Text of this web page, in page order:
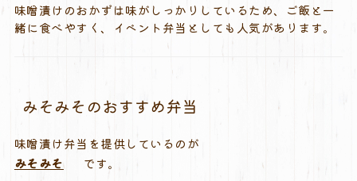
味噌漬けのおかずは味がしっかりしているため、ご飯と一
緒に食べやすく、イベント弁当としても人気があります。
みそみそのおすすめ弁当
味噌漬け弁当を提供しているのが
みそみそ
です。